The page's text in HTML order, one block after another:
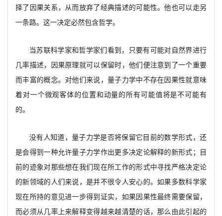
择了因果关系，从而放弃了经典描述的可能性。他也可以走另
一条路。这一决定必然包含哲学。
当苏联科学家和哲学家们看到，
只要有可能对自然界进行
几率描述，因果原理就可以保留时，他们便注意到了一个重要
而丰富的概念。对他们来说，量子力学中不存在因果性就意味
着对一个微观客体的位置和动量的所有可能值将是不可能有
的。
没有人知道， 量子力学是否将保留它目前的数学形式，还
是会得到一种允许量子力学作出更多决定论解释的新形式；目
前的迹象对那些想在我们现在所工作的形式中寻找严格决定论
的新领域的人们来说，是并不很令人安心的。如果多数科学家
现在所持的意见进一步得到证实，如果因果性最终需要保留，
而必须从几率上来解释变得越来越清楚的话，那么由此引起的